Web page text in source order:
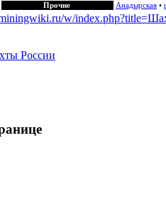
Прочие
Анадырская •
w/
России